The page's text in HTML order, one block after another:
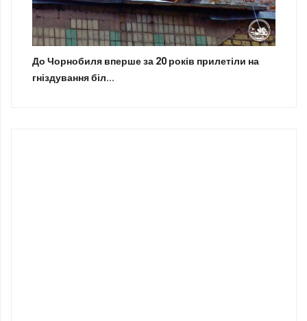
До Чорнобиля вперше за 20 років прилетіли на
гніздування біл...